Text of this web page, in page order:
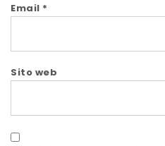
Email *
Sito web